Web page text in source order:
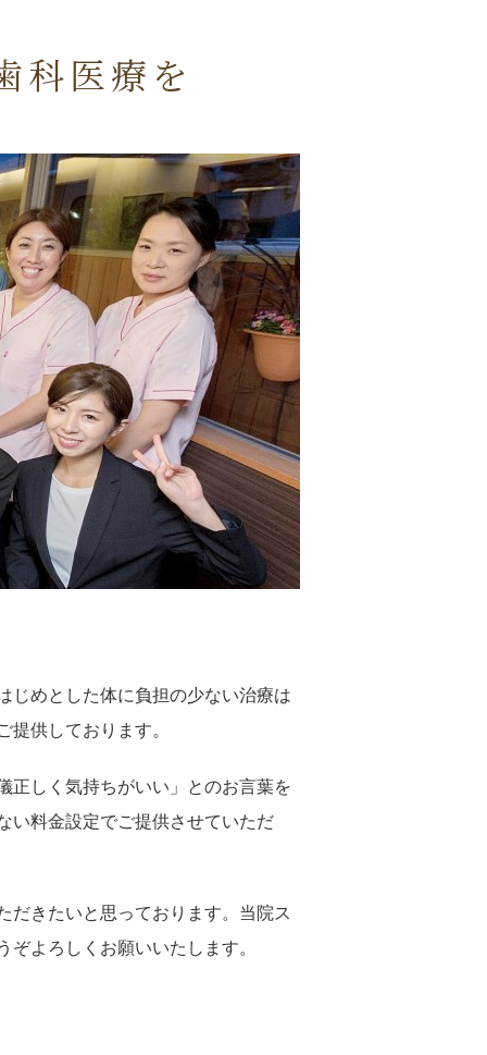
科医療を
じめとした体に負担の少ない治療は
供しております。
正しく気持ちがいい」とのお言葉を
い料金設定でご提供させていただ
だきたいと思っております。当院ス
よろしくお願いいたします。